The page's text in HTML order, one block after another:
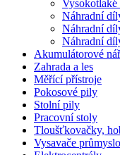
Vysokotlaké
Náhradní
Náhradní
Náhradní
Akumulátorové
Zahrada a les
Měřící přístroje
Pokosové pily
Stolní pily
Pracovní stoly
Tloušťkovačky,
Vysavače